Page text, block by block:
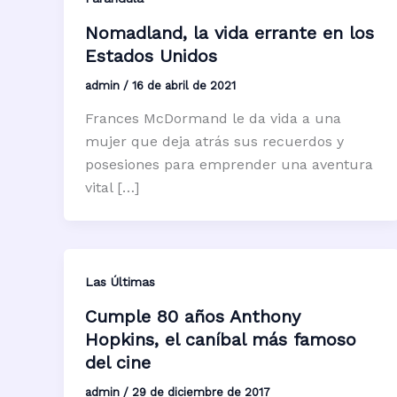
Nomadland, la vida errante en los
Estados Unidos
admin / 16 de abril de 2021
Frances McDormand le da vida a una
mujer que deja atrás sus recuerdos y
posesiones para emprender una aventura
vital […]
Las Últimas
Cumple 80 años Anthony
Hopkins, el caníbal más famoso
del cine
admin / 29 de diciembre de 2017